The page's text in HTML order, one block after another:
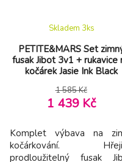
PETITE&MARS Set
fusak Jibot 3v1 + rukavice
kočárek Jasie Ink Black
Skladem 3ks
1 585 Kč
1 439 Kč
Komplet výbava na
kočárkování.
prodloužitelný fusak